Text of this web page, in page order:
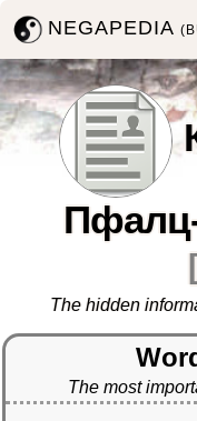
NEGAPEDIA
[
The hidden
The most